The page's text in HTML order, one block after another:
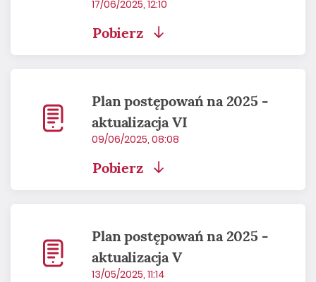
17/06/2025, 12:10
Pobierz
Plan postępowań na 2025 -
aktualizacja VI
09/06/2025, 08:08
Pobierz
Plan postępowań na 2025 -
aktualizacja V
13/05/2025, 11:14